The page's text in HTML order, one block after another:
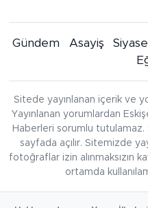
Gündem Asayiş
Sitede yayınlanan içerik ve
Yayınlanan yorumlardan
Haberleri sorumlu tutulamaz.
sayfada açılır. Sitemizde
fotoğraflar izin alınmaksızın
ortamda